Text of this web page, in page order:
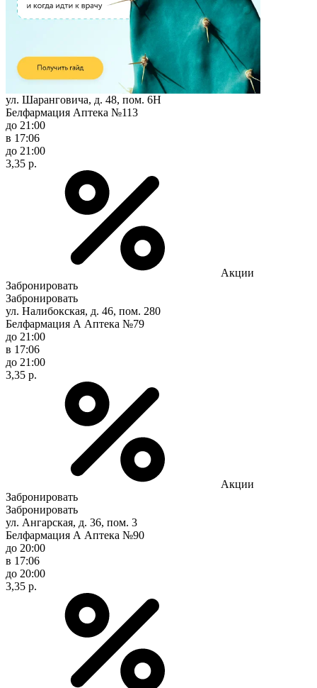
ул. Шаранговича, д. 48, пом. 6Н
Белфармация Аптека №113
до 21:00
в 17:06
до 21:00
3,35 р.
Акции
Забронировать
Забронировать
ул. Налибокская, д. 46, пом. 280
Белфармация А Аптека №79
до 21:00
в 17:06
до 21:00
3,35 р.
Акции
Забронировать
Забронировать
ул. Ангарская, д. 36, пом. 3
Белфармация А Аптека №90
до 20:00
в 17:06
до 20:00
3,35 р.